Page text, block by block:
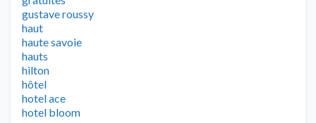
gustave roussy
haut
haute savoie
hauts
hilton
hôtel
hotel ace
hotel bloom